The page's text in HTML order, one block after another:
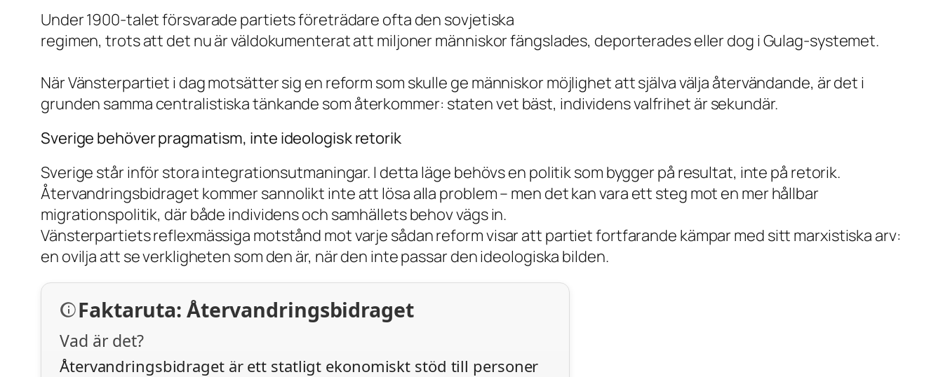
Under 1900-talet försvarade partiets företrädare ofta den sovjetiska
regimen, trots att det nu är väldokumenterat att miljoner människor fängslades, deporterades eller dog i Gulag-systemet.
När Vänsterpartiet i dag motsätter sig en reform som skulle ge människor möjlighet att själva välja återvändande, är det i
grunden samma centralistiska tänkande som återkommer: staten vet bäst, individens valfrihet är sekundär.
Sverige behöver pragmatism, inte ideologisk retorik
Sverige står inför stora integrationsutmaningar. I detta läge behövs en politik som bygger på resultat, inte på retorik.
Återvandringsbidraget kommer sannolikt inte att lösa alla problem – men det kan vara ett steg mot en mer hållbar
migrationspolitik, där både individens och samhällets behov vägs in.
Vänsterpartiets reflexmässiga motstånd mot varje sådan reform visar att partiet fortfarande kämpar med sitt marxistiska arv:
en ovilja att se verkligheten som den är, när den inte passar den ideologiska bilden.
Faktaruta: Återvandringsbidraget
Vad är det?
Återvandringsbidraget är ett statligt ekonomiskt stöd till personer